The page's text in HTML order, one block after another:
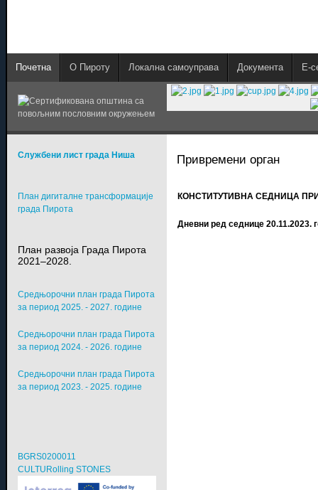
Почетна О Пироту Локална самоуправа Документа E-
Привремени орган
КОНСТИТУТИВНА СЕДНИЦА
Дневни ред седнице 20.11.2023.
Службени лист града Ниша
План дигиталне трансформације
града Пирота
План развоја Града Пирота
2021–2028.
Средњорочни план града Пирота
за период 2025. - 2027. године
Средњорочни план града Пирота
за период 2024. - 2026. године
Средњорочни план града Пирота
за период 2023. - 2025. године
BGRS0200011
CULTURolling STONES